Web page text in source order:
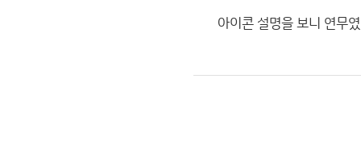
아이콘 설명을 보니 연무